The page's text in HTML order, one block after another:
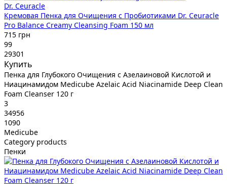
Dr. Ceuracle
Кремовая Пенка для Очищения с Пробиотиками Dr. Ceuracle
Pro Balance Creamy Cleansing Foam 150 мл
715 грн
99
29301
Купить
Пенка для Глубокого Очищения с Азелаиновой Кислотой и
Ниацинамидом Medicube Azelaic Acid Niacinamide Deep Clean
Foam Cleanser 120 г
3
34956
1090
Medicube
Category products
Пенки